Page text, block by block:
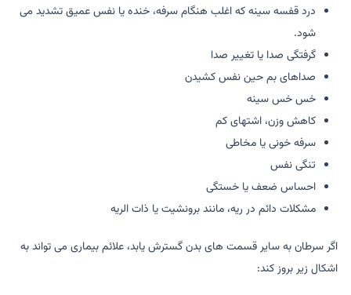
درد قفسه سینه که اغلب هنگام سرفه، خنده یا نفس عمیق تشدید می
شود.
گرفتگی صدا یا تغییر صدا
صداهای بم حین نفس کشیدن
خس خس سینه
کاهش وزن، اشتهای کم
سرفه خونی یا مخاطی
تنگی نفس
احساس ضعف یا خستگی
مشکلات دائم در ریه، مانند برونشیت یا ذات الریه
اگر سرطان به سایر قسمت های بدن گسترش یابد، علائم بیماری می تواند به
اشکال زیر بروز کند: